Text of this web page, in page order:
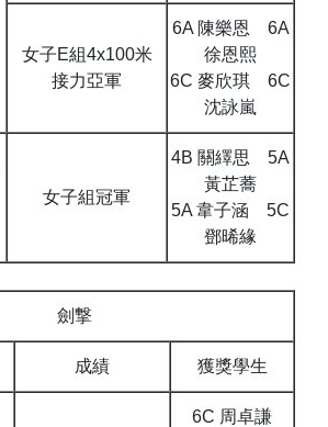
女子E組4x100米
接力亞軍
6A 陳樂恩 6A
徐恩熙
6C 麥欣琪 6C
沈詠嵐
女子組冠軍
4B 關繹思 5A
黃芷蕎
5A 韋子涵 5C
鄧晞緣
劍撃
成績 獲獎學生
6C 周卓謙